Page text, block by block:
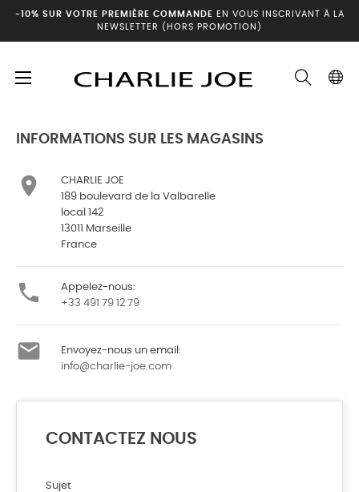
-10% SUR VOTRE PREMIÈRE COMMANDE EN VOUS INSCRIVANT À LA
NEWSLETTER (HORS PROMOTION)
Basculer
☰
Accueil Contactez nous
INFORMATIONS SUR LES MAGASINS

CHARLIE JOE
189 boulevard de la Valbarelle
local 142
13011 Marseille
France

Appelez-nous:
+33 491 79 12 79

Envoyez-nous un email:
info@charlie-joe.com
CONTACTEZ NOUS
Sujet